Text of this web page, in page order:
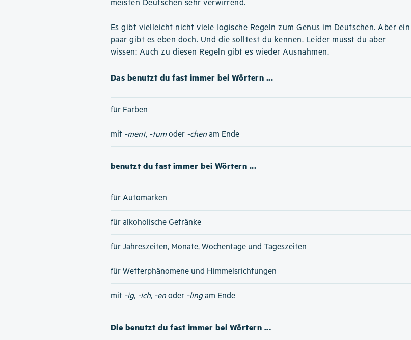
meisten Deutschen sehr verwirrend.
Es gibt vielleicht nicht viele logische Regeln zum Genus im Deutschen. Aber ein
paar gibt es eben doch. Und die solltest du kennen. Leider musst du aber
wissen: Auch zu diesen Regeln gibt es wieder Ausnahmen.
Das benutzt du fast immer bei Wörtern ...
für Farben
mit -ment, -tumoder -chenam Ende
benutzt du fast immer bei Wörtern ...
für Automarken
für alkoholische Getränke
für Jahreszeiten, Monate, Wochentage und Tageszeiten
für Wetterphänomene und Himmelsrichtungen
mit -ig, -ich, -enoder -lingam Ende
Die benutzt du fast immer bei Wörtern ...